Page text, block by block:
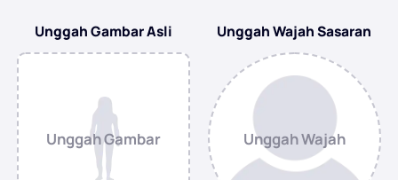
Penambah Foto
Pembuat Foto Paspor
Unggah Gambar Asli
Unggah Gambar
Unggah Wajah Sasaran
Unggah Wajah